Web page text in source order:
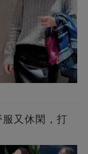
又休閑，打